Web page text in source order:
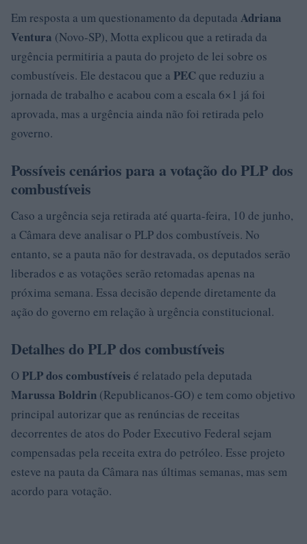
Em resposta a um questionamento da deputada Adriana
Ventura (Novo-SP), Motta explicou que a retirada da
urgência permitiria a pauta do projeto de lei sobre os
combustíveis. Ele destacou que a PEC que reduziu a
jornada de trabalho e acabou com a escala 6×1 já foi
aprovada, mas a urgência ainda não foi retirada pelo
governo.
Possíveis cenários para a votação do PLP dos
combustíveis
Caso a urgência seja retirada até quarta-feira, 10 de junho,
a Câmara deve analisar o PLP dos combustíveis. No
entanto, se a pauta não for destravada, os deputados serão
liberados e as votações serão retomadas apenas na
próxima semana. Essa decisão depende diretamente da
ação do governo em relação à urgência constitucional.
Detalhes do PLP dos combustíveis
O PLP dos combustíveis é relatado pela deputada
Marussa Boldrin (Republicanos-GO) e tem como objetivo
principal autorizar que as renúncias de receitas
decorrentes de atos do Poder Executivo Federal sejam
compensadas pela receita extra do petróleo. Esse projeto
esteve na pauta da Câmara nas últimas semanas, mas sem
acordo para votação.